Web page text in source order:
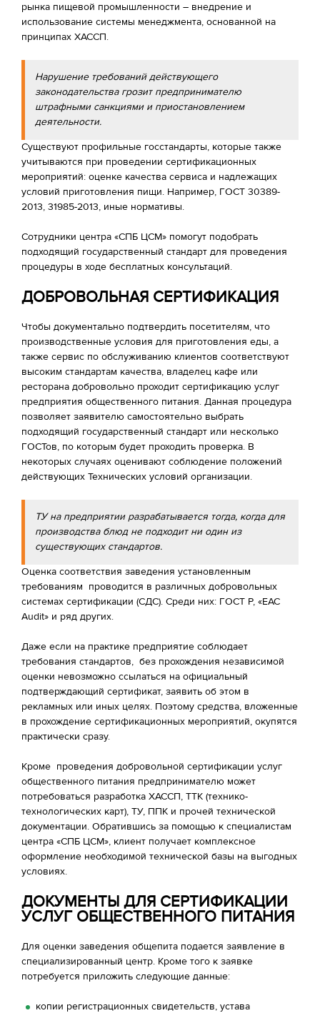
рынка пищевой промышленности – внедрение и
использование системы менеджмента, основанной на
принципах ХАССП.
Нарушение требований действующего
законодательства грозит предпринимателю
штрафными санкциями и приостановлением
деятельности.
Существуют профильные госстандарты, которые также
учитываются при проведении сертификационных
мероприятий: оценке качества сервиса и надлежащих
условий приготовления пищи. Например, ГОСТ 30389-
2013, 31985-2013, иные нормативы.
Сотрудники центра «СПБ ЦСМ» помогут подобрать
подходящий государственный стандарт для проведения
процедуры в ходе бесплатных консультаций.
ДОБРОВОЛЬНАЯ СЕРТИФИКАЦИЯ
Чтобы документально подтвердить посетителям, что
производственные условия для приготовления еды, а
также сервис по обслуживанию клиентов соответствуют
высоким стандартам качества, владелец кафе или
ресторана добровольно проходит сертификацию услуг
предприятия общественного питания. Данная процедура
позволяет заявителю самостоятельно выбрать
подходящий государственный стандарт или несколько
ГОСТов, по которым будет проходить проверка. В
некоторых случаях оценивают соблюдение положений
действующих Технических условий организации.
ТУ на предприятии разрабатывается тогда, когда для
производства блюд не подходит ни один из
существующих стандартов.
Оценка соответствия заведения установленным
требованиям проводится в различных добровольных
системах сертификации (СДС). Среди них: ГОСТ Р, «ЕАС
Audit» и ряд других.
Даже если на практике предприятие соблюдает
требования стандартов, без прохождения независимой
оценки невозможно ссылаться на официальный
подтверждающий сертификат, заявить об этом в
рекламных или иных целях. Поэтому средства, вложенные
в прохождение сертификационных мероприятий, окупятся
практически сразу.
Кроме проведения добровольной сертификации услуг
общественного питания предпринимателю может
потребоваться разработка ХАССП, ТТК (технико-
технологических карт), ТУ, ППК и прочей технической
документации. Обратившись за помощью к специалистам
центра «СПБ ЦСМ», клиент получает комплексное
оформление необходимой технической базы на выгодных
условиях.
ДОКУМЕНТЫ ДЛЯ СЕРТИФИКАЦИИ
УСЛУГ ОБЩЕСТВЕННОГО ПИТАНИЯ
Для оценки заведения общепита подается заявление в
специализированный центр. Кроме того к заявке
потребуется приложить следующие данные:
копии регистрационных свидетельств, устава